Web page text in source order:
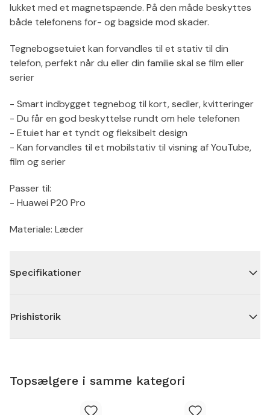
lukket med et magnetspænde. På den måde beskyttes
både telefonens for- og bagside mod skader.
Tegnebogsetuiet kan forvandles til et stativ til din
telefon, perfekt når du eller din familie skal se film eller
serier
- Smart indbygget tegnebog til kort, sedler, kvitteringer
- Du får en god beskyttelse rundt om hele telefonen
- Etuiet har et tyndt og fleksibelt design
- Kan forvandles til et mobilstativ til visning af YouTube,
film og serier
Passer til:
- Huawei P20 Pro
Materiale: Læder
Specifikationer
Prishistorik
Topsælgere i samme kategori